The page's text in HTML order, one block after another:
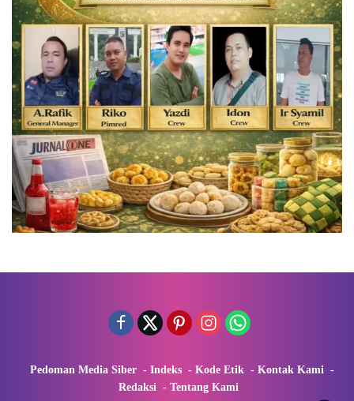
Pedoman Media Siber Indeks Kode Etik
Kontak Kami
Redaksi
Tentang Kami